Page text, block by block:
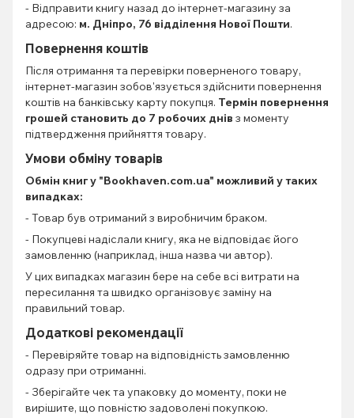
- Відправити книгу назад до інтернет-магазину за
адресою: м. Дніпро, 76 відділення Нової Пошти.
Повернення коштів
Після отримання та перевірки поверненого товару,
інтернет-магазин зобов'язується здійснити повернення
коштів на банківську карту покупця. Термін повернення
грошей становить до 7 робочих днів з моменту
підтвердження прийняття товару.
Умови обміну товарів
Обмін книгу "Bookhaven.com.ua" можливий у таких
випадках:
- Товар був отриманий з виробничим браком.
- Покупцеві надіслали книгу, яка не відповідає його
замовленню (наприклад, інша назва чи автор).
У цих випадках магазин бере на себе всі витрати на
пересилання та швидко організовує заміну на
правильний товар.
Додаткові рекомендації
- Перевіряйте товар на відповідність замовленню
одразу при отриманні.
- Зберігайте чек та упаковку до моменту, поки не
вирішите, що повністю задоволені покупкою.